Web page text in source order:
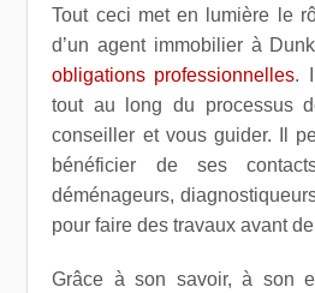
Tout ceci met en lumière le
d’un agent immobilier à
obligations professionnelles.
tout au long du processus
conseiller et vous guider. Il
bénéficier de ses
déménageurs,
pour faire des travaux avant
Grâce à son savoir, à son